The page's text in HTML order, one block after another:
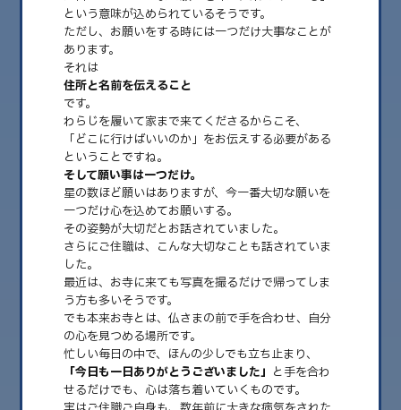
2026.08
2026.07
2026.06
2026.05
2026.04
2026.03
2026.02
2026.01
2025.12
2025.11
2025.10
という意味が込められているそうです。
ただし、お願いをする時には一つだけ大事なことが
あります。
それは
住所と名前を伝えること
です。
わらじを履いて家まで来てくださるからこそ、
「どこに行けばいいのか」をお伝えする必要がある
ということですね。
そして願い事は一つだけ。
星の数ほど願いはありますが、今一番大切な願いを
一つだけ心を込めてお願いする。
その姿勢が大切だとお話されていました。
さらにご住職は、こんな大切なことも話されていま
した。
最近は、お寺に来ても写真を撮るだけで帰ってしま
う方も多いそうです。
でも本来お寺とは、仏さまの前で手を合わせ、自分
の心を見つめる場所です。
忙しい毎日の中で、ほんの少しでも立ち止まり、
「今日も一日ありがとうございました」 と手を合わ
せるだけでも、心は落ち着いていくものです。